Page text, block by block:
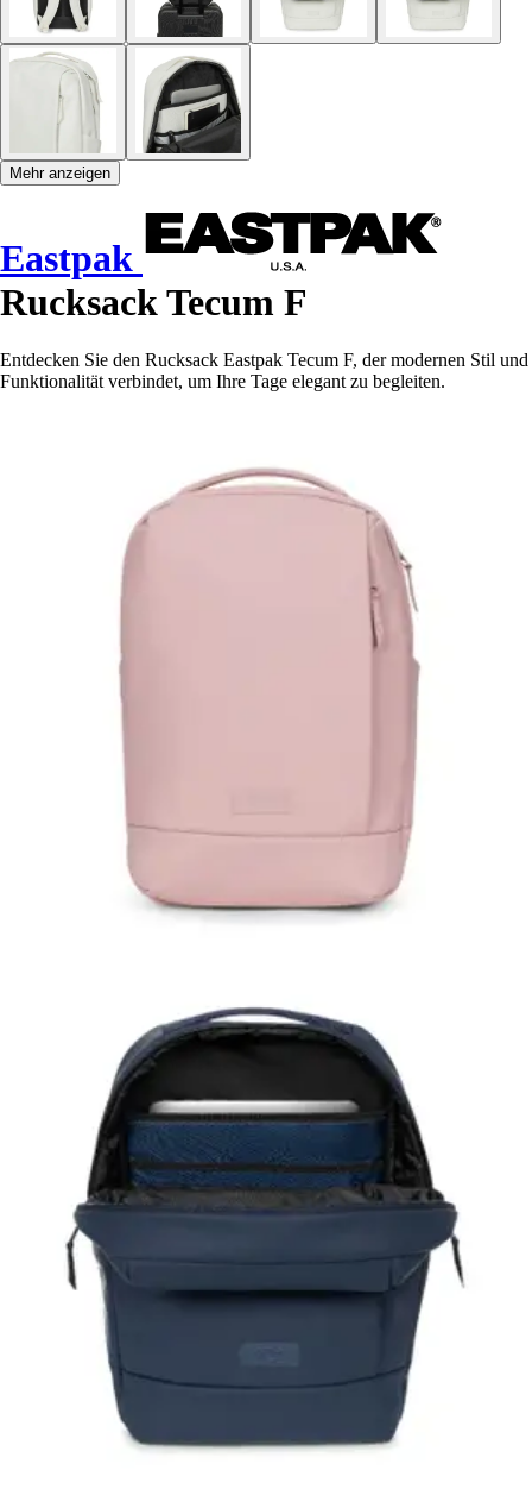
Mehr anzeigen
Eastpak
Rucksack Tecum F
Entdecken Sie den Rucksack Eastpak Tecum F, der modernen Stil und
Funktionalität verbindet, um Ihre Tage elegant zu begleiten.